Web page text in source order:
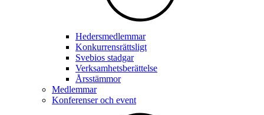
Hedersmedlemmar
Konkurrensrättsligt
Svebios stadgar
Verksamhetsberättelse
Årsstämmor
Medlemmar
Konferenser och event